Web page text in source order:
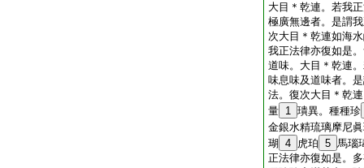
大目＊乾連。若我
極廣無邊者。是謂
次大目＊乾連如海
我正法律亦復如是
道味。大目＊乾連
味息味及道味者。
法。復次大目＊乾
量 1 璝異。種種珍
金銀水精琉璃摩尼
瑚 4 虎珀 5 馬瑙
正法律亦復如是。